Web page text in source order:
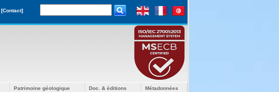
[Contact]
Patrimoine géologique Doc. & éditions Métadonnées